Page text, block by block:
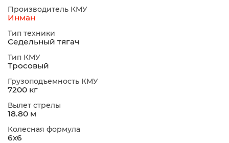
Производитель КМУ
Инман
Тип техники
Седельный тягач
Тип КМУ
Тросовый
Грузоподъемность КМУ
7200 кг
Вылет стрелы
18.80 м
Колесная формула
6х6